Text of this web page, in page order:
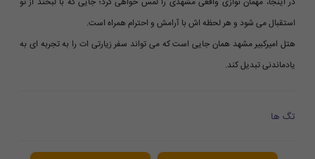
استقبال می شود و هر لحظه اش با آرامش و احترام همراه است.
هتل امیرکبیر مشهد همان جایی است که می تواند سفر زیارتی ات را به تجربه ای به
یادماندنی تبدیل کند.
تگ ها